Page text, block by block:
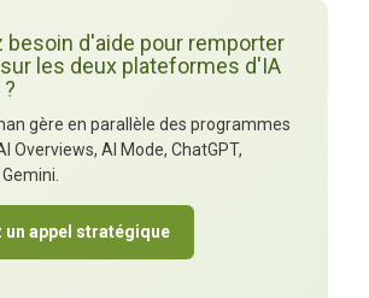
besoin d'aide pour remporter
les deux plateformes d'IA
gère en parallèle des programmes
Overviews, AI Mode, ChatGPT,
un appel stratégique